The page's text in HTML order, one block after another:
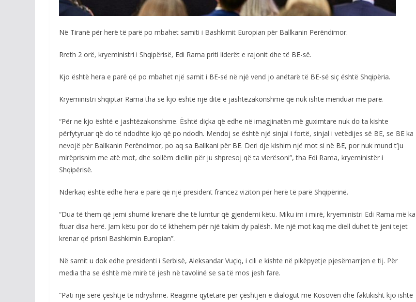
Në Tiranë për herë të parë po mbahet samiti i Bashkimit Europian për Ballkanin Perëndimor.
Rreth 2 orë, kryeministri i Shqipërisë, Edi Rama priti liderët e rajonit dhe të BE-së.
Kjo është hera e parë që po mbahet një samit i BE-së në një vend jo anëtarë të BE-së siç është Shqipëria.
Kryeministri shqiptar Rama tha se kjo është një ditë e jashtëzakonshme që nuk ishte menduar më parë.
“Për ne kjo është e jashtëzakonshme. Është diçka që edhe në imagjinatën më guximtare nuk do ta kishte
përfytyruar që do të ndodhte kjo që po ndodh. Mendoj se është një sinjal i fortë, sinjal i vetëdijes së BE, se BE ka
nevojë për Ballkanin Perëndimor, po aq sa Ballkani për BE. Deri dje kishim një mot si në BE, por nuk mund t’ju
mirëprisnim me atë mot, dhe sollëm diellin për ju shpresoj që ta vlerësoni”, tha Edi Rama, kryeministër i
Shqipërisë.
Ndërkaq është edhe hera e parë që një president francez viziton për herë të parë Shqipërinë.
“Dua të them që jemi shumë krenarë dhe të lumtur që gjendemi këtu. Miku im i mirë, kryeministri Edi Rama më ka
ftuar disa herë. Jam këtu por do të kthehem për një takim dy palësh. Me një mot kaq me diell duhet të jeni tejet
krenar që prisni Bashkimin Europian”.
Në samit u dok edhe presidenti i Serbisë, Aleksandar Vuçiq, i cili e kishte në pikëpyetje pjesëmarrjen e tij. Për
media tha se është më mirë të jesh në tavolinë se sa të mos jesh fare.
“Pati një sërë çështje të ndryshme. Reagime qytetare për çështjen e dialogut me Kosovën dhe faktikisht kjo ishte